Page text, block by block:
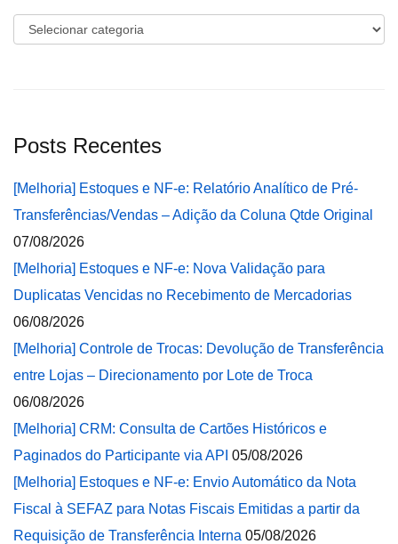
Categorias
Posts Recentes
[Melhoria] Estoques e NF-e: Relatório Analítico de Pré-
Transferências/Vendas – Adição da Coluna Qtde Original
07/08/2026
[Melhoria] Estoques e NF-e: Nova Validação para
Duplicatas Vencidas no Recebimento de Mercadorias
06/08/2026
[Melhoria] Controle de Trocas: Devolução de Transferência
entre Lojas – Direcionamento por Lote de Troca
06/08/2026
[Melhoria] CRM: Consulta de Cartões Históricos e
Paginados do Participante via API 05/08/2026
[Melhoria] Estoques e NF-e: Envio Automático da Nota
Fiscal à SEFAZ para Notas Fiscais Emitidas a partir da
Requisição de Transferência Interna 05/08/2026